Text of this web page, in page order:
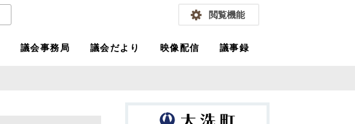
閲覧機能
議会事務局 議会だより 映像配信 議事録